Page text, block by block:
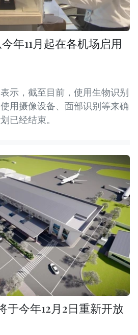
年11月起在各机场启用
示，截至目前，使用生物识别
用摄像设备、面部识别等来确
已经结束。
于今年12月2日重新开放